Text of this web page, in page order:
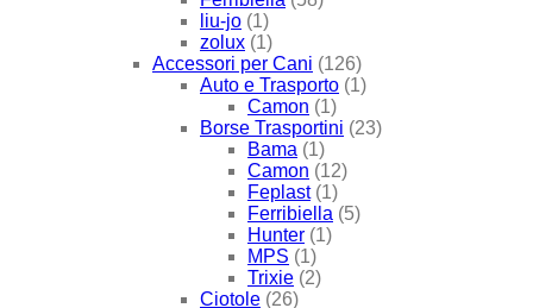
liu-jo (1)
zolux (1)
Accessori per Cani (126)
Auto e Trasporto (1)
Camon (1)
Borse Trasportini (23)
Bama (1)
Camon (12)
Feplast (1)
Ferribiella (5)
Hunter (1)
MPS (1)
Trixie (2)
Ciotole (26)